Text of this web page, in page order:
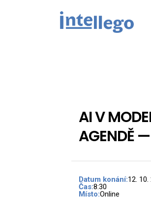
AI V
AGENDĚ
Datum konání:12. 10.
Čas:8:30
Místo:Online